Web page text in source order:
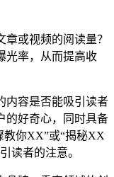
或视频的阅读量？
光率，从而提高收
内容是否能吸引读者
的好奇心，同时具备
教你XX”或“揭秘XX
读者的注意。